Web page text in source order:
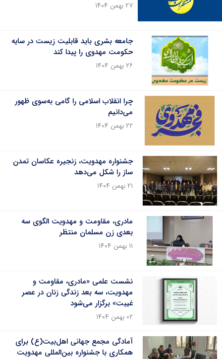
۲۷ بهمن ۱۴۰۴
جامعه بشری باید قابلیت زیست در سایه
حکومت مهدوی را پیدا کند
۲۶ بهمن ۱۴۰۴
چرا انقلاب اسلامی را گامی به‌سوی ظهور
می‌دانیم
۲۲ بهمن ۱۴۰۴
جشنواره مهدویت، زنجیره عکاسان تمدن
ساز را شکل می‌دهد
۲۱ بهمن ۱۴۰۴
مادری، مقاومت و مهدویت الگوی سه
بعدی زن مسلمان منتظر
۱۱ بهمن ۱۴۰۴
نشست علمی «مادری، مقاومت و
مهدویت، سه بعد زندگی زنان در عصر
غیبت» برگزار می‌شود
۰۲ بهمن ۱۴۰۴
آمادگی مجمع جهانی اهل‌بیت(ع) برای
همکاری با جشنواره بین‌المللی مهدویت